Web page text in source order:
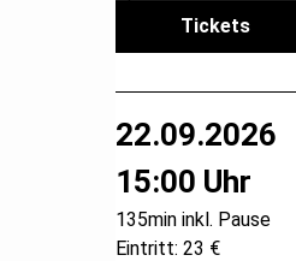
Tickets
22.09.2026
15:00 Uhr
135min inkl. Pause
Eintritt: 23 €